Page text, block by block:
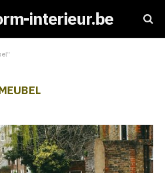
interieur.be